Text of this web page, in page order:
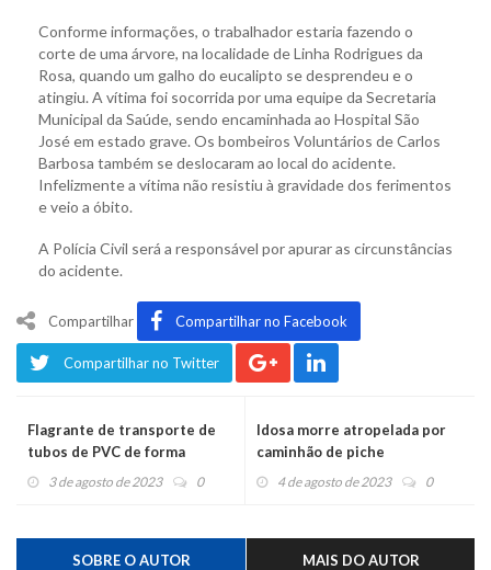
Conforme informações, o trabalhador estaria fazendo o
corte de uma árvore, na localidade de Linha Rodrigues da
Rosa, quando um galho do eucalipto se desprendeu e o
atingiu. A vítima foi socorrida por uma equipe da Secretaria
Municipal da Saúde, sendo encaminhada ao Hospital São
José em estado grave. Os bombeiros Voluntários de Carlos
Barbosa também se deslocaram ao local do acidente.
Infelizmente a vítima não resistiu à gravidade dos ferimentos
e veio a óbito.
A Polícia Civil será a responsável por apurar as circunstâncias
do acidente.
Compartilhar Compartilhar no Facebook
Compartilhar no Twitter
Flagrante de transporte de
tubos de PVC de forma
irregular
3 de agosto de 2023 0
Idosa morre atropelada por
caminhão de piche
4 de agosto de 2023 0
SOBRE O AUTOR MAIS DO AUTOR